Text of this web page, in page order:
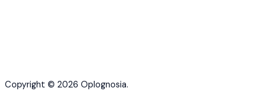
Copyright © 2026 Oplognosia.